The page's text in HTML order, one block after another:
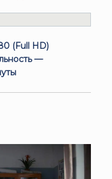
(Full HD)
—